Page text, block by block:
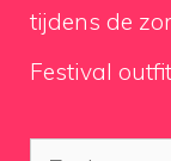
tijdens de
Festival